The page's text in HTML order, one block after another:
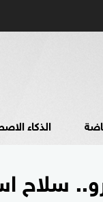
الذكاء